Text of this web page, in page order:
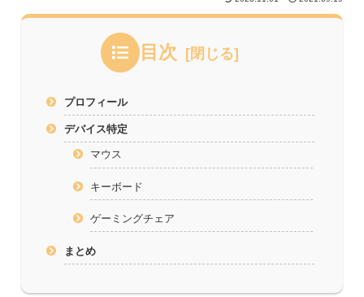
目次
プロフィール
デバイス特定
マウス
キーボード
ゲーミングチェア
まとめ